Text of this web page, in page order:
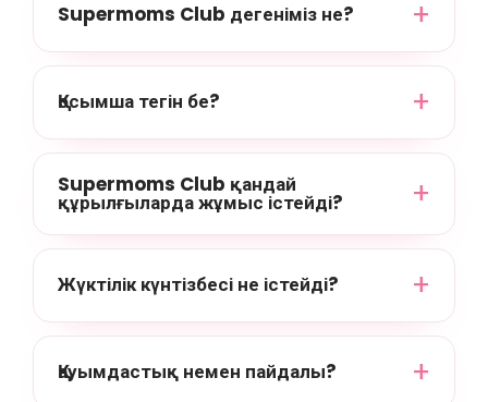
Supermoms Club дегеніміз не?
Қосымша тегін бе?
Supermoms Club қандай
құрылғыларда жұмыс істейді?
Жүктілік күнтізбесі не істейді?
Қауымдастық немен пайдалы?